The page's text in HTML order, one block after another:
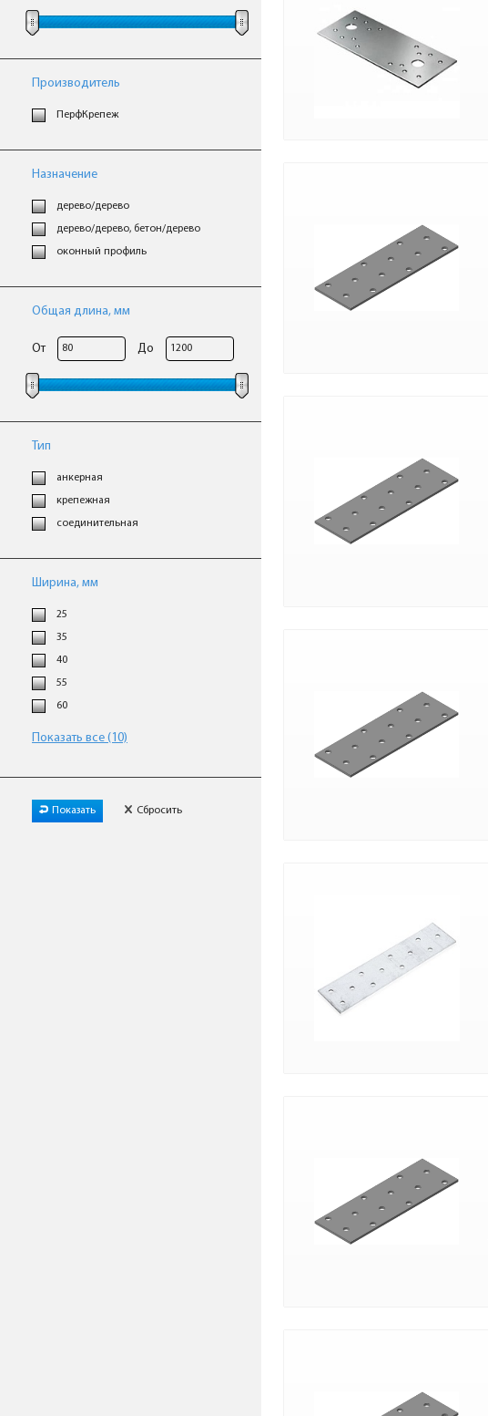
Производитель
ПерфКрепеж
Назначение
дерево/дерево
дерево/дерево, бетон/дерево
оконный профиль
Общая длина, мм
От До
Тип
анкерная
крепежная
соединительная
Ширина, мм
25
35
40
55
60
Показать все (10)
Показать Сбросить